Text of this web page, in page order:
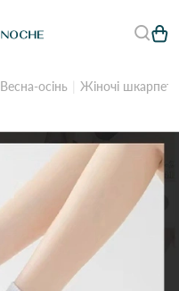
Весна-осінь Жіночі